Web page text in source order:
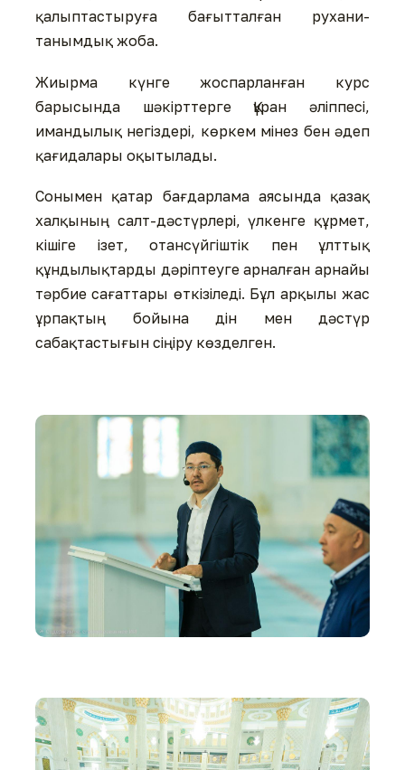
қалыптастыруға бағытталған рухани-
танымдық жоба.
Жиырма күнге жоспарланған курс
барысында шәкірттерге Құран әліппесі,
имандылық негіздері, көркем мінез бен әдеп
қағидалары оқытылады.
Сонымен қатар бағдарлама аясында қазақ
халқының салт-дәстүрлері, үлкенге құрмет,
кішіге ізет, отансүйгіштік пен ұлттық
құндылықтарды дәріптеуге арналған арнайы
тәрбие сағаттары өткізіледі. Бұл арқылы жас
ұрпақтың бойына дін мен дәстүр
сабақтастығын сіңіру көзделген.